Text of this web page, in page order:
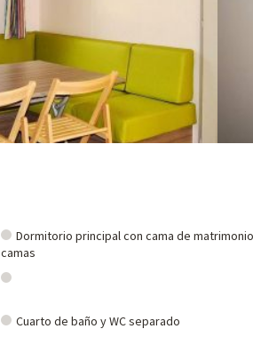
Dormitorio principal con cama de
camas
Cuarto de baño y WC separado